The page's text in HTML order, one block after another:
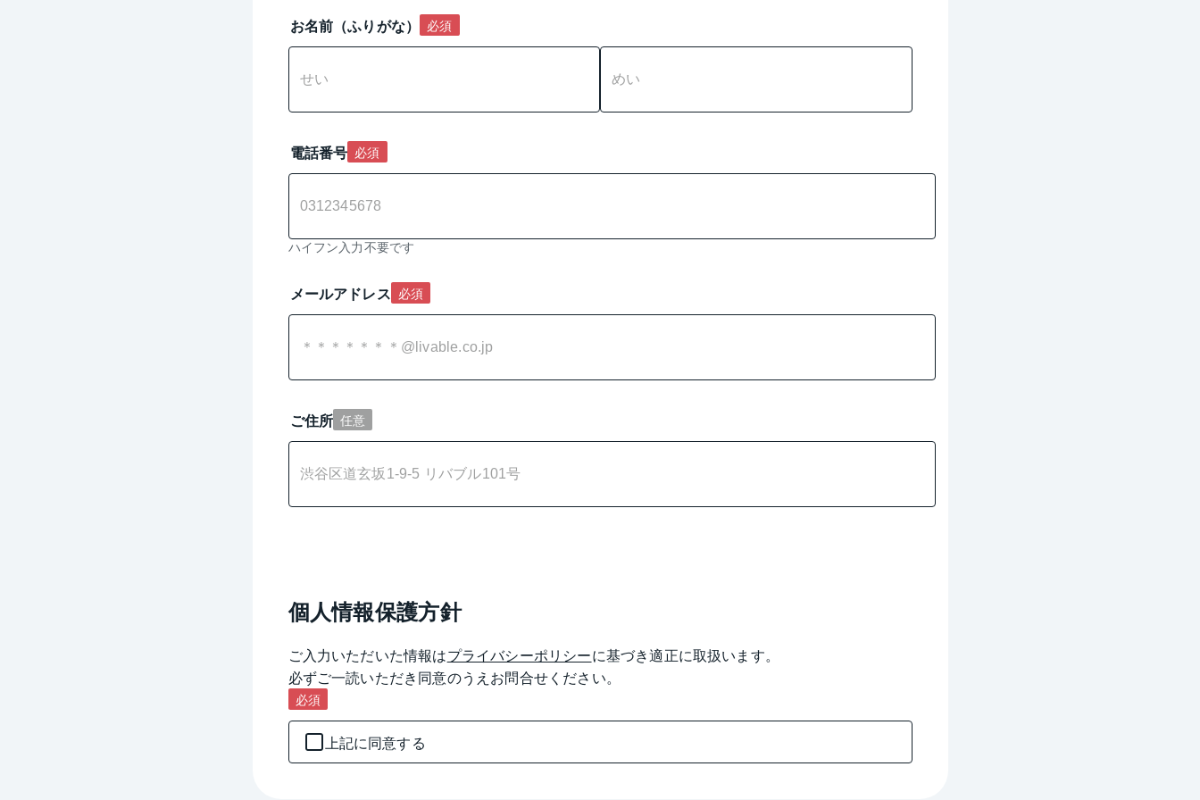
お名前（ふりがな） 必須
電話番号 必須
ハイフン入力不要です
メールアドレス 必須
ご住所 任意
個人情報保護方針
ご入力いただいた情報はプライバシーポリシーに基づき適正に取扱います。
必ずご一読いただき同意のうえお問合せください。
必須
上記に同意する